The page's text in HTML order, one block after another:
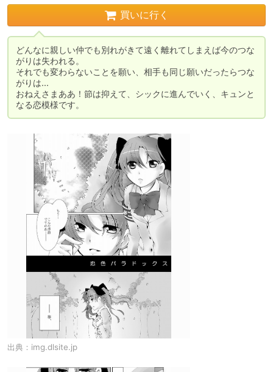
買いに行く
どんなに親しい仲でも別れがきて遠く離れてしまえば今のつな
がりは失われる。
それでも変わらないことを願い、相手も同じ願いだったらつな
がりは...
おねえさまああ！節は抑えて、シックに進んでいく、キュンと
なる恋模様です。
出典： img.dlsite.jp